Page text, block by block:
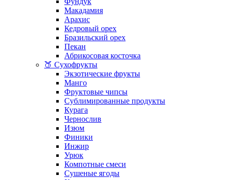
Макадамия
Арахис
Кедровый орех
Бразильский орех
Пекан
Абрикосовая косточка
🍑 Сухофрукты
Экзотические фрукты
Манго
Фруктовые чипсы
Сублимированные продукты
Курага
Чернослив
Изюм
Финики
Инжир
Урюк
Компотные смеси
Сушеные ягоды